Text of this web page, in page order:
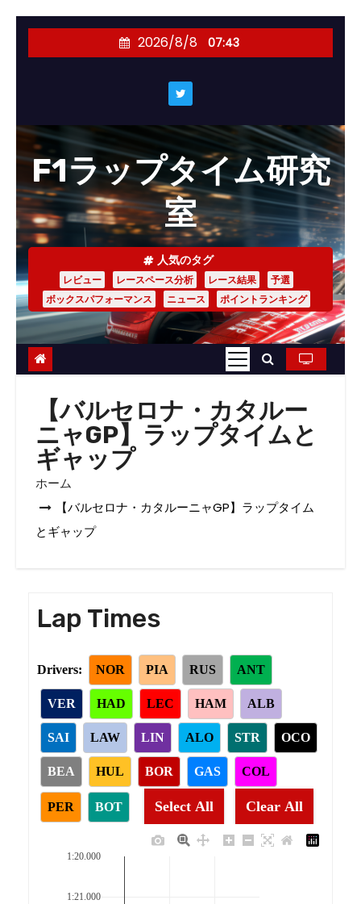
ス
キ
ッ
プ
2026/8/8 07:43
F1ラップタイム研究
室
人気のタグ
レビュー レースペース分析 レース結果
予選
ボックスパフォーマンス
ニュース ポイントランキング
【バルセロナ・カタルー
ニャGP】ラップタイムと
ギャップ
ホーム
【バルセロナ・カタルーニャGP】ラップタイム
とギャップ
Lap Times
Drivers: NOR PIA RUS ANT
VER HAD LEC HAM ALB
SAI LAW LIN ALO STR OCO
BEA HUL BOR GAS COL
PER BOT Select All Clear All
1:20.000
1:21.000